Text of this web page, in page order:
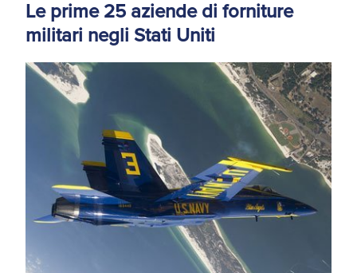
Le prime 25 aziende di forniture
militari negli Stati Uniti